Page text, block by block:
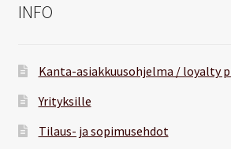
INFO
Kanta-asiakkuusohjelma / loyalty
Yrityksille
Tilaus- ja sopimusehdot